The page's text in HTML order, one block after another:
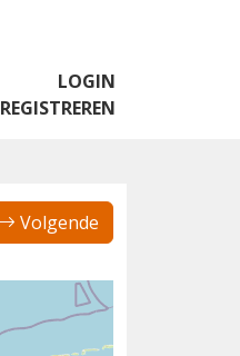
LOGIN
REGISTREREN
Volgende